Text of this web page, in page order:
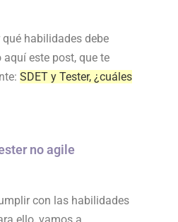
qué habilidades debe
aquí este post, que te
SDET y Tester, ¿cuáles
no agile
con las habilidades